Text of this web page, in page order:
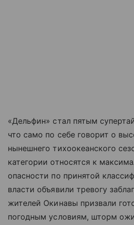
«Дельфин» стал пятым
что само по себе говорит о
нынешнего тихоокеанского
категории относятся к
опасности по принятой
власти объявили тревогу
жителей Окинавы призвали
погодным условиям, шторм